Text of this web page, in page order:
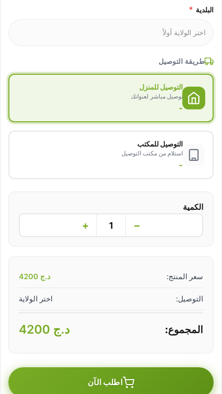
البلدية *
طريقة التوصيل
التوصيل للمنزل
توصيل مباشر لعنوانك
-
التوصيل للمكتب
استلام من مكتب التوصيل
-
الكمية
−
+
سعر المنتج: د.ج
التوصيل: اختر الولاية
المجموع: د.ج
اطلب الآن